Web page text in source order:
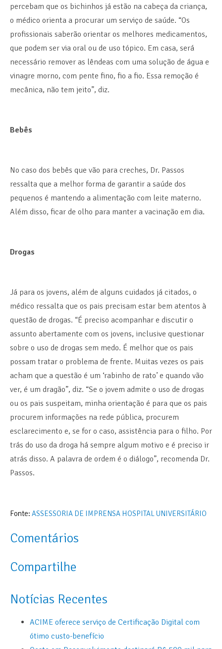
percebam que os bichinhos já estão na cabeça da criança,
o médico orienta a procurar um serviço de saúde. “Os
profissionais saberão orientar os melhores medicamentos,
que podem ser via oral ou de uso tópico. Em casa, será
necessário remover as lêndeas com uma solução de água e
vinagre morno, com pente fino, fio a fio. Essa remoção é
mecânica, não tem jeito”, diz.
Bebês
No caso dos bebês que vão para creches, Dr. Passos
ressalta que a melhor forma de garantir a saúde dos
pequenos é mantendo a alimentação com leite materno.
Além disso, ficar de olho para manter a vacinação em dia.
Drogas
Já para os jovens, além de alguns cuidados já citados, o
médico ressalta que os pais precisam estar bem atentos à
questão de drogas. “É preciso acompanhar e discutir o
assunto abertamente com os jovens, inclusive questionar
sobre o uso de drogas sem medo. É melhor que os pais
possam tratar o problema de frente. Muitas vezes os pais
acham que a questão é um ‘rabinho de rato’ e quando vão
ver, é um dragão”, diz. “Se o jovem admite o uso de drogas
ou os pais suspeitam, minha orientação é para que os pais
procurem informações na rede pública, procurem
esclarecimento e, se for o caso, assistência para o filho. Por
trás do uso da droga há sempre algum motivo e é preciso ir
atrás disso. A palavra de ordem é o diálogo”, recomenda Dr.
Passos.
Fonte: ASSESSORIA DE IMPRENSA HOSPITAL UNIVERSITÁRIO
Comentários
Compartilhe
Notícias Recentes
ACIME oferece serviço de Certificação Digital com
ótimo custo-benefício